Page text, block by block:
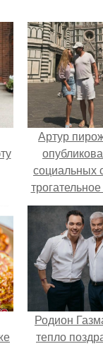
Артур
социальных
с
время их
Италию.
Родион
тепло